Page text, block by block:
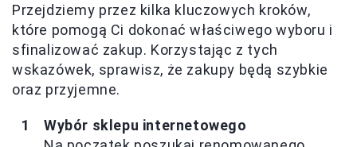
Przejdziemy przez kilka kluczowych kroków,
które pomogą Ci dokonać właściwego wyboru i
sfinalizować zakup. Korzystając z tych
wskazówek, sprawisz, że zakupy będą szybkie
oraz przyjemne.
Wybór sklepu internetowego